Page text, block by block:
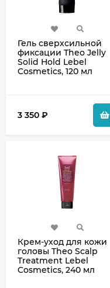
Гель сверхсильной
фиксации Theo Jelly
Solid Hold Lebel
Cosmetics, 120 мл
3 350 ₽
Крем-уход для кожи
головы Theo Scalp
Treatment Lebel
Cosmetics, 240 мл